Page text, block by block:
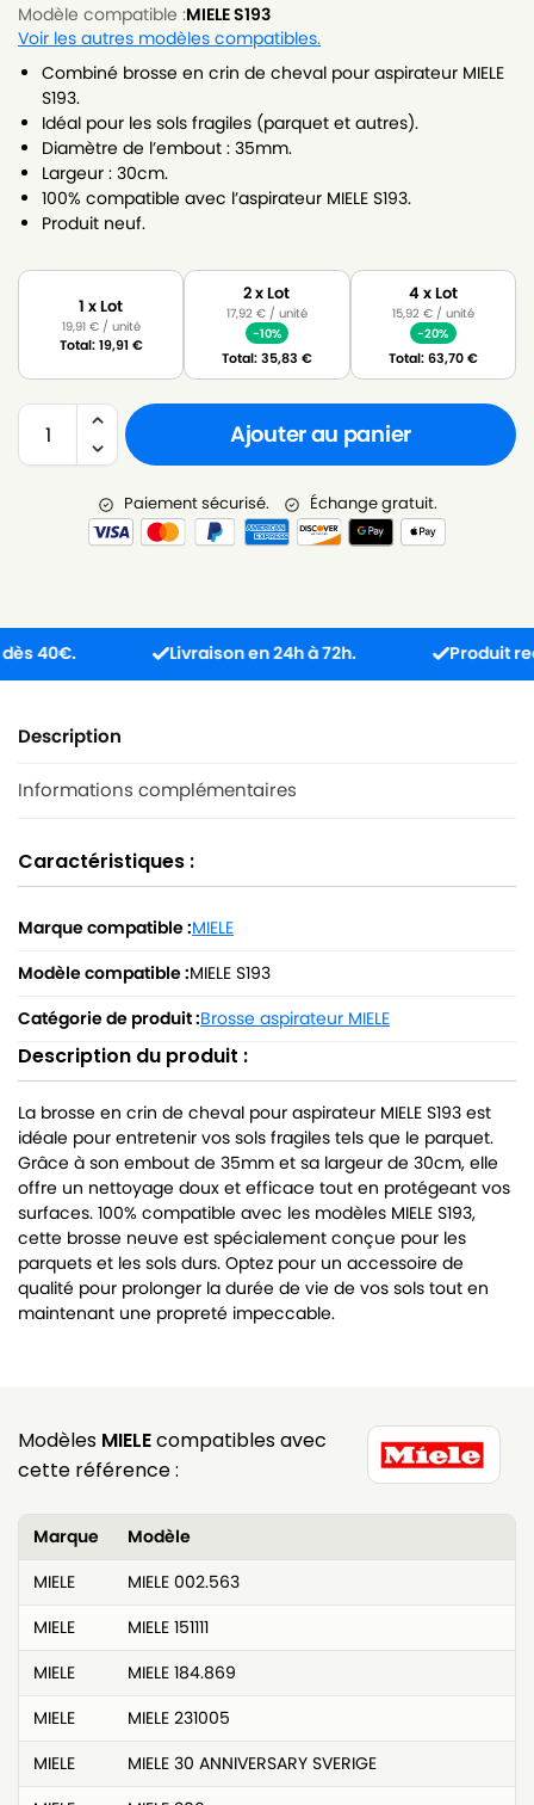
Modèle compatible :MIELE S193
Voir les autres modèles compatibles.
Combiné brosse en crin de cheval pour aspirateur MIELE
S193.
Idéal pour les sols fragiles (parquet et autres).
Diamètre de l’embout : 35mm.
Largeur : 30cm.
100% compatible avec l’aspirateur MIELE S193.
Produit neuf.
1 x Lot
19,91 €/ unité
Total:19,91 €
2 x Lot
17,92 €/ unité
-10%
Total:35,83 €
4 x Lot
15,92 €/ unité
-20%
Total:63,70€
Ajouter au panier
Paiement sécurisé. Échange gratuit.
Livraison en 24h à 72h. Produit reçu
Description
Informations complémentaires
Caractéristiques :
Marque compatible :MIELE
Modèle compatible :MIELE S193
Catégorie de produit :Brosse aspirateur MIELE
Description du produit :
La brosse en crin de cheval pour aspirateur MIELE S193 est
idéale pour entretenir vos sols fragiles tels que le parquet.
Grâce à son embout de 35mm et sa largeur de 30cm, elle
offre un nettoyage doux et efficace tout en protégeant vos
surfaces. 100% compatible avec les modèles MIELE S193,
cette brosse neuve est spécialement conçue pour les
parquets et les sols durs. Optez pour un accessoire de
qualité pour prolonger la durée de vie de vos sols tout en
maintenant une propreté impeccable.
Modèles MIELEcompatibles avec
cette référence :
Marque
Modèle
MIELE
MIELE 002.563
MIELE
MIELE 151111
MIELE
MIELE 184.869
MIELE
MIELE 231005
MIELE
MIELE 30 ANNIVERSARY SVERIGE